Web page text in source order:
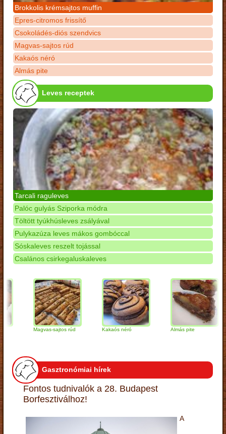
Brokkolis krémsajtos muffin
Epres-citromos frissítő
Csokoládés-diós szendvics
Magvas-sajtos rúd
Kakaós néró
Almás pite
Leves receptek
Tarcali raguleves
Palóc gulyás Sziporka módra
Töltött tyúkhúsleves zsályával
Pulykazúza leves mákos gombóccal
Sóskaleves reszelt tojással
Csalános csirkegaluskaleves
Magvas-sajtos rúd Kakaós néró Almás pite
Gasztronómiai hírek
Fontos tudnivalók a 28. Budapest
Borfesztiválhoz!
A